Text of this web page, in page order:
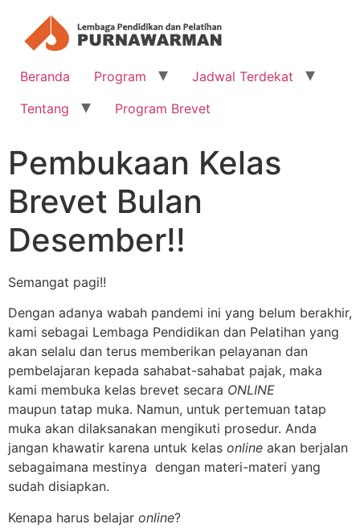
Beranda Program
Jadwal Terdekat
Tentang
Program Brevet
Pembukaan Kelas
Brevet Bulan
Desember!!
Semangat pagi!!
Dengan adanya wabah pandemi ini yang belum berakhir,
kami sebagai Lembaga Pendidikan dan Pelatihan yang
akan selalu dan terus memberikan pelayanan dan
pembelajaran kepada sahabat-sahabat pajak, maka
kami membuka kelas brevet secara ONLINE
maupun tatap muka. Namun, untuk pertemuan tatap
muka akan dilaksanakan mengikuti prosedur. Anda
jangan khawatir karena untuk kelas online akan berjalan
sebagaimana mestinya dengan materi-materi yang
sudah disiapkan.
Kenapa harus belajar online?